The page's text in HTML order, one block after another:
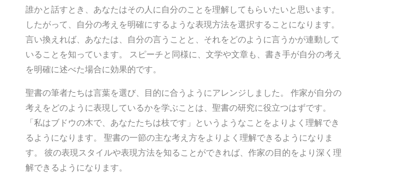
誰かと話すとき、あなたはその人に自分のことを理解してもらいたいと思います。
したがって、自分の考えを明確にするような表現方法を選択することになります。
言い換えれば、あなたは、自分の言うことと、それをどのように言うかが連動して
いることを知っています。 スピーチと同様に、文学や文章も、書き手が自分の考え
を明確に述べた場合に効果的です。
聖書の筆者たちは言葉を選び、目的に合うようにアレンジしました。 作家が自分の
考えをどのように表現しているかを学ぶことは、聖書の研究に役立つはずです。
「私はブドウの木で、あなたたちは枝です」というようなことをよりよく理解でき
るようになります。 聖書の一節の主な考え方をよりよく理解できるようになりま
す。 彼の表現スタイルや表現方法を知ることができれば、作家の目的をより深く理
解できるようになります。